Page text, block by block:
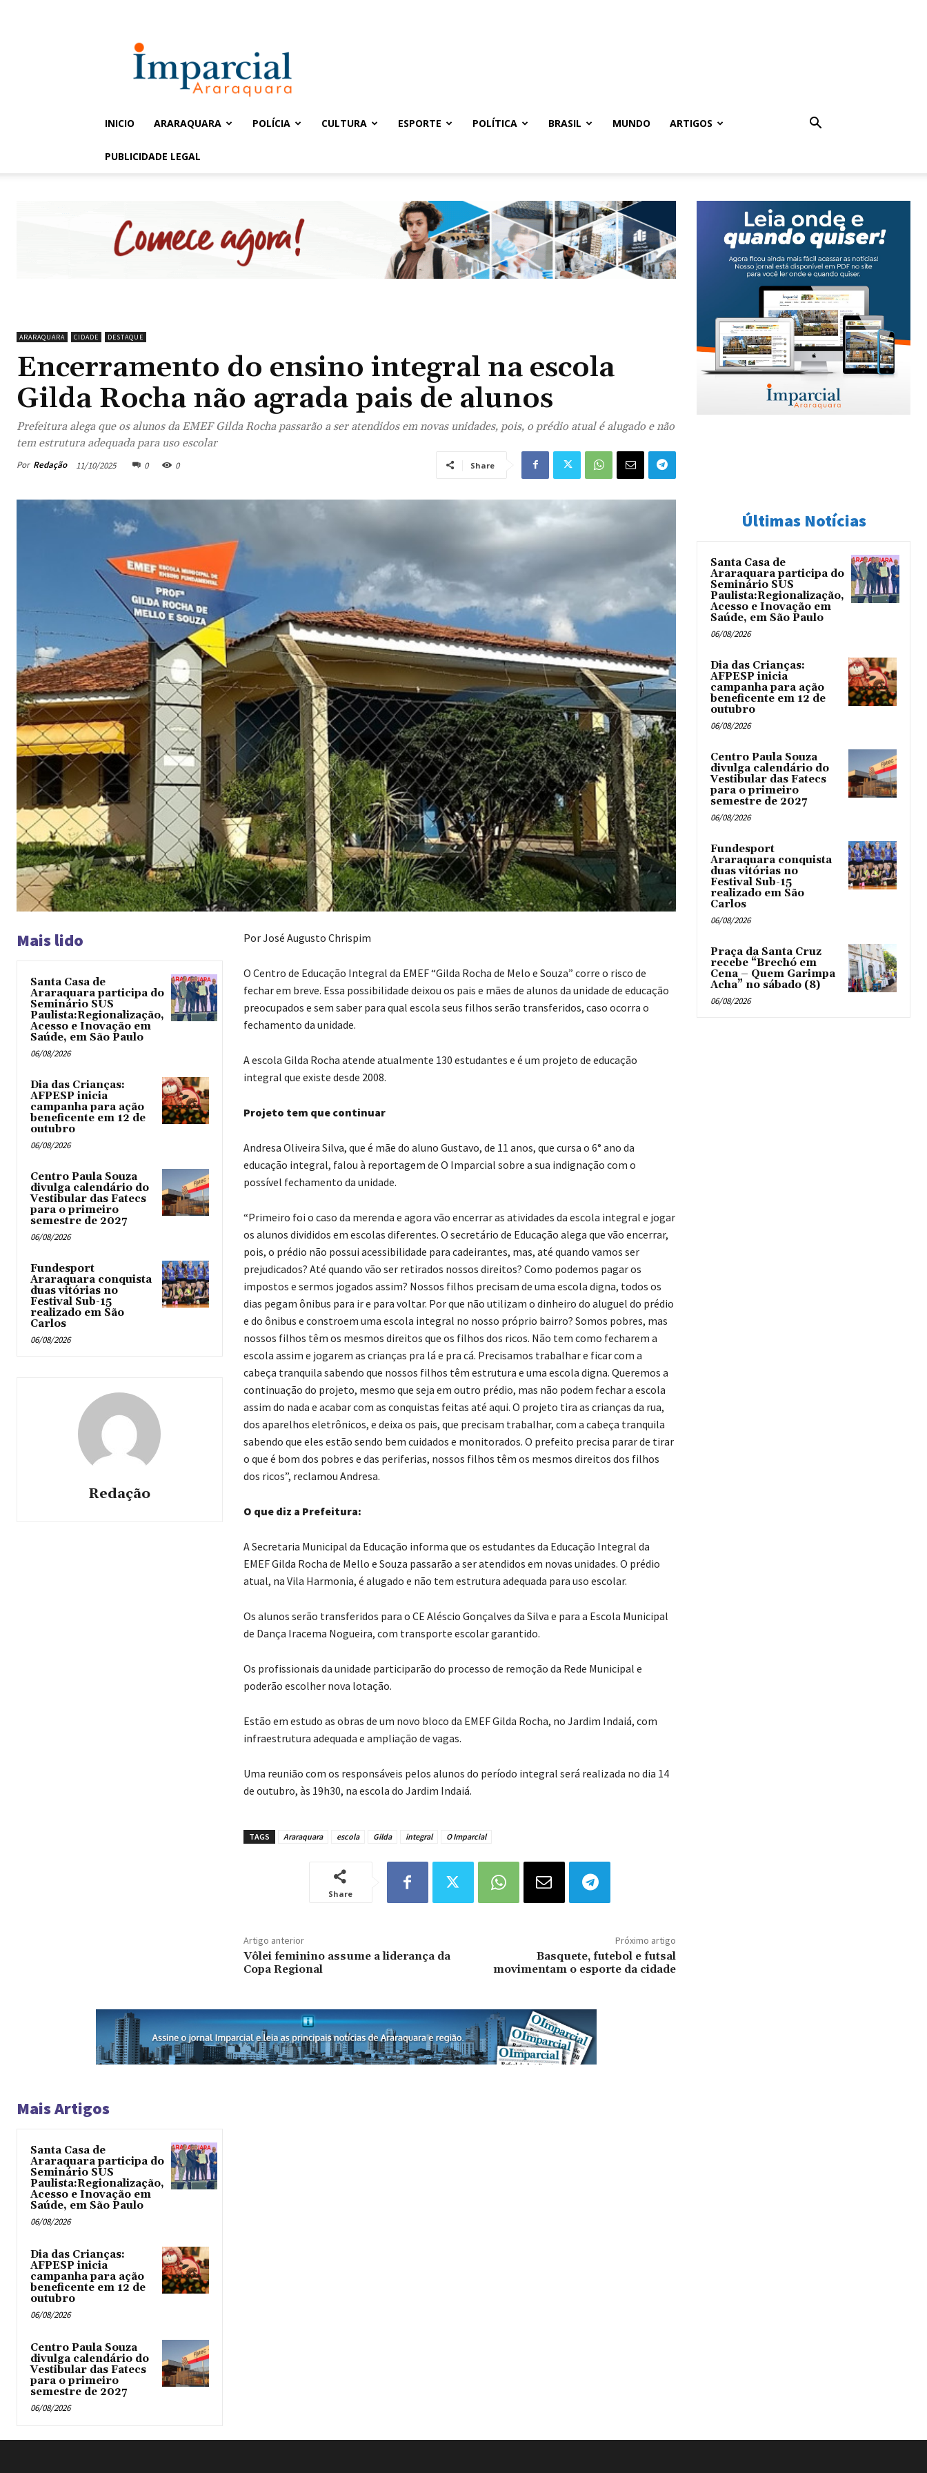
Imparcial
INICIO ARARAQUARA POLÍCIA CULTURA ESPORTE POLÍTICA BRASIL MUNDO ARTIGOS
PUBLICIDADE LEGAL
ARARAQUARA CIDADE DESTAQUE
Encerramento do ensino integral na escola
Gilda Rocha não agrada pais de alunos
Prefeitura alega que os alunos da EMEF Gilda Rocha passarão a ser atendidos em novas unidades, pois, o prédio atual é alugado e não
tem estrutura adequada para uso escolar
Por Redação 11/10/2025 0 0 Share
Mais lido
Santa Casa de
Araraquara participa do
Seminário SUS
Paulista:Regionalização,
Acesso e Inovação em
Saúde, em São Paulo
06/08/2026
Dia das Crianças:
AFPESP inicia
campanha para ação
beneficente em 12 de
outubro
06/08/2026
Centro Paula Souza
divulga calendário do
Vestibular das Fatecs
para o primeiro
semestre de 2027
06/08/2026
Fundesport
Araraquara conquista
duas vitórias no
Festival Sub-15
realizado em São
Carlos
06/08/2026
Redação
Por José Augusto Chrispim
O Centro de Educação Integral da EMEF “Gilda Rocha de Melo e Souza” corre o risco de
fechar em breve. Essa possibilidade deixou os pais e mães de alunos da unidade de educação
preocupados e sem saber para qual escola seus filhos serão transferidos, caso ocorra o
fechamento da unidade.
A escola Gilda Rocha atende atualmente 130 estudantes e é um projeto de educação
integral que existe desde 2008.
Projeto tem que continuar
Andresa Oliveira Silva, que é mãe do aluno Gustavo, de 11 anos, que cursa o 6° ano da
educação integral, falou à reportagem de O Imparcial sobre a sua indignação com o
possível fechamento da unidade.
“Primeiro foi o caso da merenda e agora vão encerrar as atividades da escola integral e jogar
os alunos divididos em escolas diferentes. O secretário de Educação alega que vão encerrar,
pois, o prédio não possui acessibilidade para cadeirantes, mas, até quando vamos ser
prejudicados? Até quando vão ser retirados nossos direitos? Como podemos pagar os
impostos e sermos jogados assim? Nossos filhos precisam de uma escola digna, todos os
dias pegam ônibus para ir e para voltar. Por que não utilizam o dinheiro do aluguel do prédio
e do ônibus e constroem uma escola integral no nosso próprio bairro? Somos pobres, mas
nossos filhos têm os mesmos direitos que os filhos dos ricos. Não tem como fecharem a
escola assim e jogarem as crianças pra lá e pra cá. Precisamos trabalhar e ficar com a
cabeça tranquila sabendo que nossos filhos têm estrutura e uma escola digna. Queremos a
continuação do projeto, mesmo que seja em outro prédio, mas não podem fechar a escola
assim do nada e acabar com as conquistas feitas até aqui. O projeto tira as crianças da rua,
dos aparelhos eletrônicos, e deixa os pais, que precisam trabalhar, com a cabeça tranquila
sabendo que eles estão sendo bem cuidados e monitorados. O prefeito precisa parar de tirar
o que é bom dos pobres e das periferias, nossos filhos têm os mesmos direitos dos filhos
dos ricos”, reclamou Andresa.
O que diz a Prefeitura:
A Secretaria Municipal da Educação informa que os estudantes da Educação Integral da
EMEF Gilda Rocha de Mello e Souza passarão a ser atendidos em novas unidades. O prédio
atual, na Vila Harmonia, é alugado e não tem estrutura adequada para uso escolar.
Os alunos serão transferidos para o CE Aléscio Gonçalves da Silva e para a Escola Municipal
de Dança Iracema Nogueira, com transporte escolar garantido.
Os profissionais da unidade participarão do processo de remoção da Rede Municipal e
poderão escolher nova lotação.
Estão em estudo as obras de um novo bloco da EMEF Gilda Rocha, no Jardim Indaiá, com
infraestrutura adequada e ampliação de vagas.
Uma reunião com os responsáveis pelos alunos do período integral será realizada no dia 14
de outubro, às 19h30, na escola do Jardim Indaiá.
TAGS Araraquara escola Gilda integral O Imparcial
Share
Artigo anterior
Vôlei feminino assume a liderança da
Copa Regional
Próximo artigo
Basquete, futebol e futsal
movimentam o esporte da cidade
Mais Artigos
Santa Casa de
Araraquara participa do
Seminário SUS
Paulista:Regionalização,
Acesso e Inovação em
Saúde, em São Paulo
06/08/2026
Dia das Crianças:
AFPESP inicia
campanha para ação
beneficente em 12 de
outubro
06/08/2026
Centro Paula Souza
divulga calendário do
Vestibular das Fatecs
para o primeiro
semestre de 2027
06/08/2026
Últimas Notícias
Santa Casa de
Araraquara participa do
Seminário SUS
Paulista:Regionalização,
Acesso e Inovação em
Saúde, em São Paulo
06/08/2026
Dia das Crianças:
AFPESP inicia
campanha para ação
beneficente em 12 de
outubro
06/08/2026
Centro Paula Souza
divulga calendário do
Vestibular das Fatecs
para o primeiro
semestre de 2027
06/08/2026
Fundesport
Araraquara conquista
duas vitórias no
Festival Sub-15
realizado em São
Carlos
06/08/2026
Praça da Santa Cruz
recebe “Brechó em
Cena – Quem Garimpa
Acha” no sábado (8)
06/08/2026